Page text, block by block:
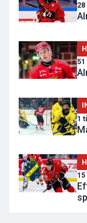
1